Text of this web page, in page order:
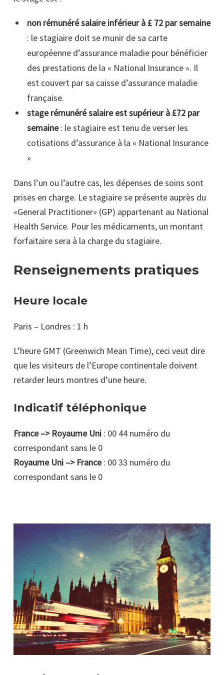
non rémunéré salaire inférieur à £ 72 par semaine
: le stagiaire doit se munir de sa carte
européenne d’assurance maladie pour bénéficier
des prestations de la « National Insurance ». Il
est couvert par sa caisse d’assurance maladie
française.
stage rémunéré salaire est supérieur à £72 par
semaine: le stagiaire est tenu de verser les
cotisations d’assurance à la « National Insurance
»
Dans l’un ou l’autre cas, les dépenses de soins sont
prises en charge. Le stagiaire se présente auprès du
«General Practitioner» (GP) appartenant au National
Health Service. Pour les médicaments, un montant
forfaitaire sera à la charge du stagiaire.
Renseignements pratiques
Heure locale
Paris – Londres : 1 h
L’heure GMT (Greenwich Mean Time), ceci veut dire
que les visiteurs de l’Europe continentale doivent
retarder leurs montres d’une heure.
Indicatif téléphonique
France –> Royaume Uni : 00 44 numéro du
correspondant sans le 0
Royaume Uni –> France: 00 33 numéro du
correspondant sans le 0